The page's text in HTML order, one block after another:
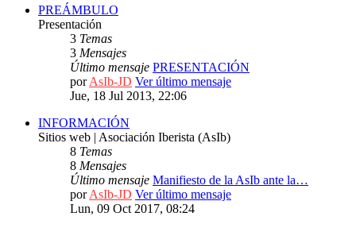
PREÁMBULO
Presentación
3 Temas
3 Mensajes
Último mensaje PRESENTACIÓN
porAsIb-JD Ver último mensaje
Jue, 18 Jul 2013, 22:06
INFORMACIÓN
Sitios web | Asociación Iberista (AsIb)
8 Temas
8 Mensajes
Último mensaje Manifiesto de la AsIb ante la…
porAsIb-JD Ver último mensaje
Lun, 09 Oct 2017, 08:24